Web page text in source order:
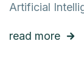
Artificial
read more